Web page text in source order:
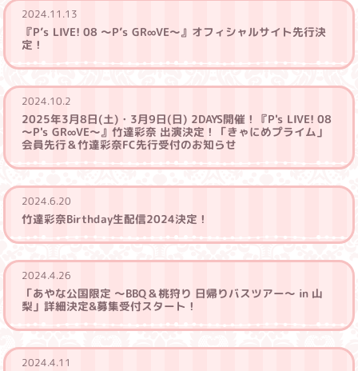
2024.11.13
『P’s LIVE! 08 ～P’s GR∞VE～』オフィシャルサイト先行決
定！
2024.10.2
2025年3月8日(土)・3月9日(日) 2DAYS開催！『P's LIVE! 08
～P's GR∞VE～』竹達彩奈 出演決定！「きゃにめプライム」
会員先行＆竹達彩奈FC先行受付のお知らせ
2024.6.20
竹達彩奈Birthday生配信2024決定！
2024.4.26
「あやな公国限定 ～BBQ＆桃狩り 日帰りバスツアー～ in 山
梨」詳細決定&募集受付スタート！
2024.4.11